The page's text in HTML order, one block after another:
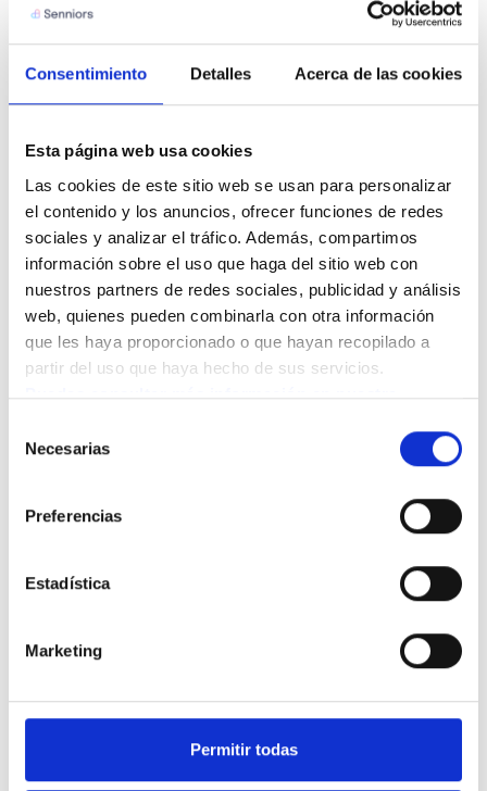
Consentimiento Detalles Acerca de las cookies
Esta página web usa cookies
Las cookies de este sitio web se usan para personalizar
el contenido y los anuncios, ofrecer funciones de redes
sociales y analizar el tráfico. Además, compartimos
información sobre el uso que haga del sitio web con
nuestros partners de redes sociales, publicidad y análisis
web, quienes pueden combinarla con otra información
que les haya proporcionado o que hayan recopilado a
partir del uso que haya hecho de sus servicios.
Puedes consultar más información en nuestra
Necesarias
Preferencias
Estadística
Marketing
Permitir todas
CONTACTO
Resuelve tus dudas con
nuestro equipo
Queremos que te sientas acompañado en este
proceso. Déjanos tus datos y nuestro equipo te
ayudará a resolver todas tus dudas para que puedas
tomar la mejor decisión para ti o para tus seres
queridos.
He leído y acepto lostérminos y condicionesy la
política de privacidad